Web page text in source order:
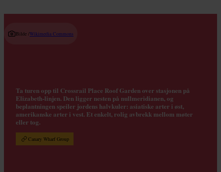
Bilde /Wikimedia Commons
Ta turen opp til Crossrail Place Roof Garden over stasjonen på
Elizabeth-linjen. Den ligger nesten på nullmeridianen, og
beplantningen speiler jordens halvkuler: asiatiske arter i øst,
amerikanske arter i vest. Et enkelt, rolig avbrekk mellom møter
eller tog.
Canary Wharf Group